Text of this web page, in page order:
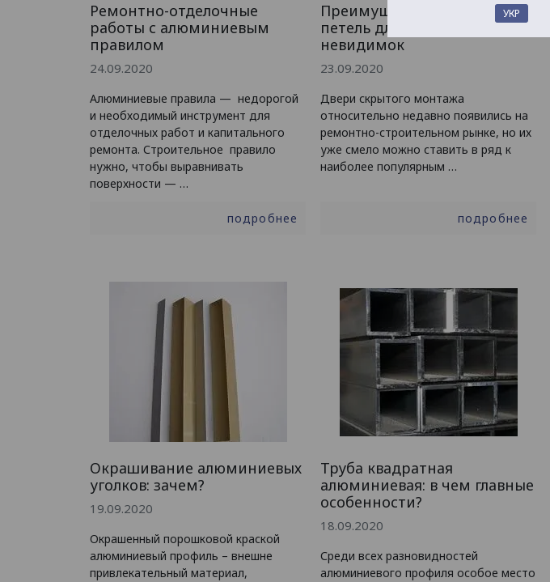
Ремонтно-отделочные
работы с алюминиевым
правилом
24.09.2020
Алюминиевые правила — недорогой
и необходимый инструмент для
отделочных работ и капитального
ремонта. Строительное правило
нужно, чтобы выравнивать
поверхности — …
подробнее
Преимущества скрытых
петель для дверей-
невидимок
23.09.2020
Двери скрытого монтажа
относительно недавно появились на
ремонтно-строительном рынке, но их
уже смело можно ставить в ряд к
наиболее популярным …
подробнее
Окрашивание алюминиевых
уголков: зачем?
19.09.2020
Окрашенный порошковой краской
алюминиевый профиль – внешне
привлекательный материал,
Труба квадратная
алюминиевая: в чем главные
особенности?
18.09.2020
Среди всех разновидностей
алюминиевого профиля особое место
УКР